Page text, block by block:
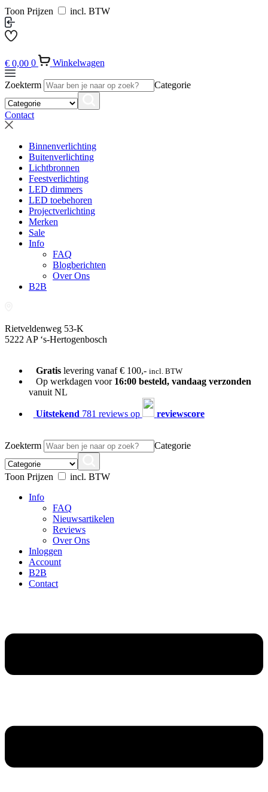
Toon Prijzen incl. BTW
€ 0,00 0 Winkelwagen
Zoekterm Categorie
Contact
Binnenverlichting
Buitenverlichting
Lichtbronnen
Feestverlichting
LED dimmers
LED toebehoren
Projectverlichting
Merken
Sale
Info
FAQ
Blogberichten
Over Ons
B2B
Rietveldenweg 53-K
5222 AP ‘s-Hertogenbosch
Gratislevering vanaf € 100,- incl. BTW
Op werkdagen voor 16:00 besteld, vandaag verzonden
vanuit NL
Uitstekend 781 reviews op reviewscore
Zoekterm Categorie
Toon Prijzen
incl. BTW
Info
FAQ
Nieuwsartikelen
Reviews
Over Ons
Inloggen
Account
B2B
Contact